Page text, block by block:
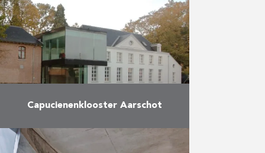
overheid. Eiffage Benelux is
verantwoordelijk voor de …
Meer
Capucienenklooster Aarschot
Verbouwing van het voormalige
capucienenklooster tot vergader-